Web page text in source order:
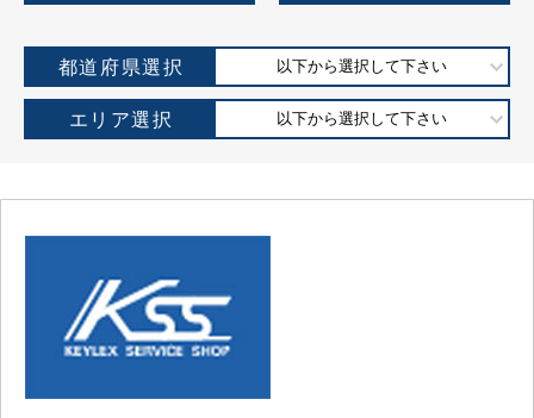
都道府県選択 以下から選択して下さい
エリア選択 以下から選択して下さい